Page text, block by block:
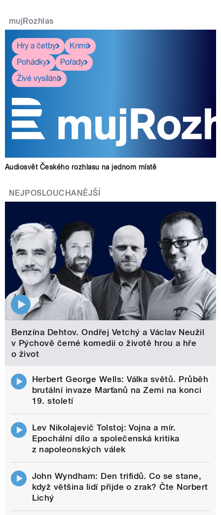
mujRozhlas
Hry a četby
Krimi
Pohádky
Pořady
Živé vysílání
Audiosvět Českého rozhlasu na jednom místě
NEJPOSLOUCHANĚJŠÍ
Benzína Dehtov. Ondřej Vetchý a Václav Neužil
v Pýchově černé komedii o životě hrou a hře
o život
Herbert George Wells: Válka světů. Průběh
brutální invaze Marťanů na Zemi na konci
19. století
Lev Nikolajevič Tolstoj: Vojna a mír.
Epochální dílo a společenská kritika
z napoleonských válek
John Wyndham: Den trifidů. Co se stane,
když většina lidí přijde o zrak? Čte Norbert
Lichý